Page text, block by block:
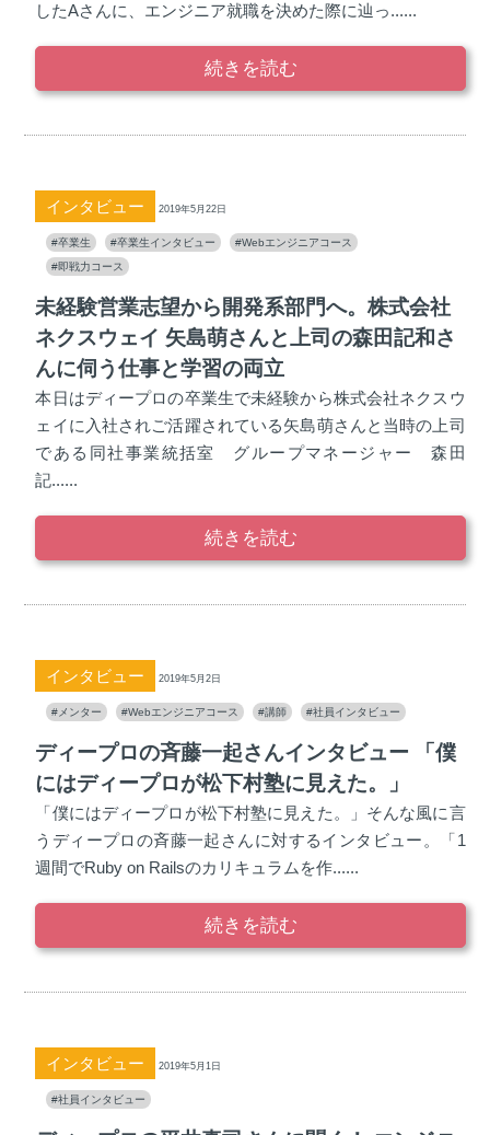
したAさんに、エンジニア就職を決めた際に辿っ......
続きを読む
インタビュー 2019年5月22日
#卒業生 #卒業生インタビュー
#Webエンジニアコース
#即戦力コース
未経験営業志望から開発系部門へ。株式会社
ネクスウェイ 矢島萌さんと上司の森田記和さ
んに伺う仕事と学習の両立
本日はディープロの卒業生で未経験から株式会社ネクスウ
ェイに入社されご活躍されている矢島萌さんと当時の上司
である同社事業統括室 グループマネージャー 森田
記......
続きを読む
インタビュー 2019年5月2日
#メンター #Webエンジニアコース #講師 #社員インタビュー
ディープロの斉藤一起さんインタビュー 「僕
にはディープロが松下村塾に見えた。」
「僕にはディープロが松下村塾に見えた。」そんな風に言
うディープロの斉藤一起さんに対するインタビュー。「1
週間でRuby on Railsのカリキュラムを作......
続きを読む
インタビュー 2019年5月1日
#社員インタビュー